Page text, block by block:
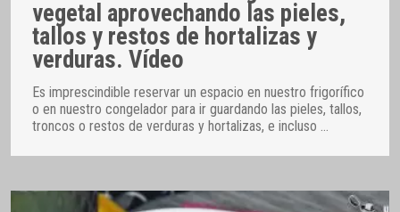
vegetal aprovechando las pieles,
tallos y restos de hortalizas y
verduras. Vídeo
Es imprescindible reservar un espacio en nuestro frigorífico
o en nuestro congelador para ir guardando las pieles, tallos,
troncos o restos de verduras y hortalizas, e incluso …